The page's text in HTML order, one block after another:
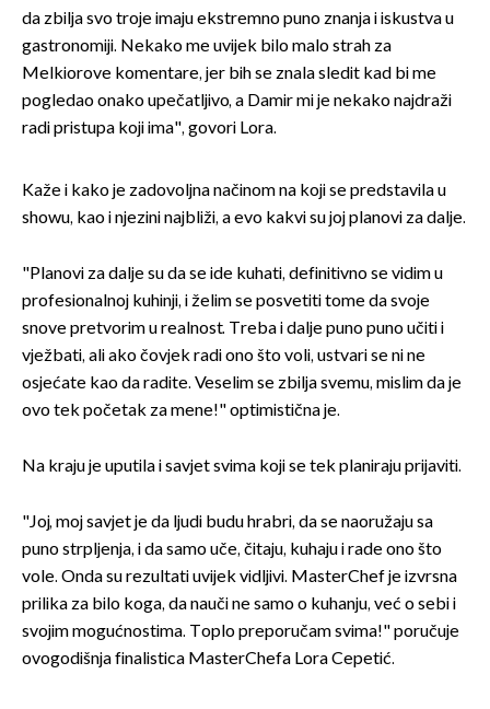
da zbilja svo troje imaju ekstremno puno znanja i iskustva u
gastronomiji. Nekako me uvijek bilo malo strah za
Melkiorove komentare, jer bih se znala sledit kad bi me
pogledao onako upečatljivo, a Damir mi je nekako najdraži
radi pristupa koji ima", govori Lora.
Kaže i kako je zadovoljna načinom na koji se predstavila u
showu, kao i njezini najbliži, a evo kakvi su joj planovi za dalje.
"Planovi za dalje su da se ide kuhati, definitivno se vidim u
profesionalnoj kuhinji, i želim se posvetiti tome da svoje
snove pretvorim u realnost. Treba i dalje puno puno učiti i
vježbati, ali ako čovjek radi ono što voli, ustvari se ni ne
osjećate kao da radite. Veselim se zbilja svemu, mislim da je
ovo tek početak za mene!" optimistična je.
Na kraju je uputila i savjet svima koji se tek planiraju prijaviti.
"Joj, moj savjet je da ljudi budu hrabri, da se naoružaju sa
puno strpljenja, i da samo uče, čitaju, kuhaju i rade ono što
vole. Onda su rezultati uvijek vidljivi. MasterChef je izvrsna
prilika za bilo koga, da nauči ne samo o kuhanju, već o sebi i
svojim mogućnostima. Toplo preporučam svima!" poručuje
ovogodišnja finalistica MasterChefa Lora Cepetić.